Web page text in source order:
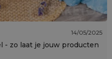
14/05/2025
- zo laat je jouw producten